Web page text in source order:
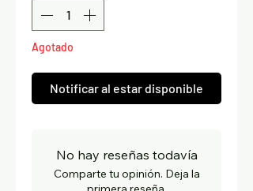
Agotado
Notificar al estar disponible
No hay reseñas todavía
Comparte tu opinión. Deja la